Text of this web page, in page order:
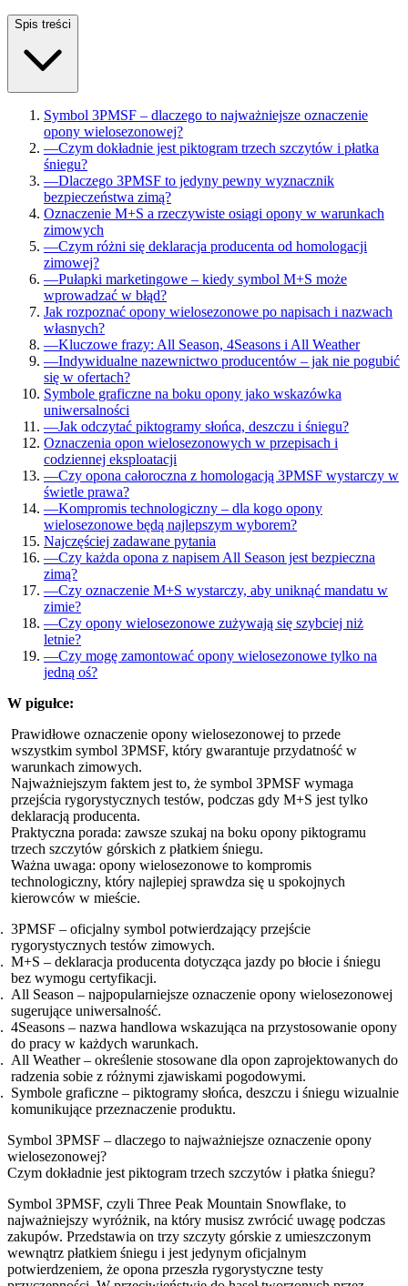
Spis treści
Symbol 3PMSF – dlaczego to najważniejsze oznaczenie
opony wielosezonowej?
—Czym dokładnie jest piktogram trzech szczytów i płatka
śniegu?
—Dlaczego 3PMSF to jedyny pewny wyznacznik
bezpieczeństwa zimą?
Oznaczenie M+S a rzeczywiste osiągi opony w warunkach
zimowych
—Czym różni się deklaracja producenta od homologacji
zimowej?
—Pułapki marketingowe – kiedy symbol M+S może
wprowadzać w błąd?
Jak rozpoznać opony wielosezonowe po napisach i nazwach
własnych?
—Kluczowe frazy: All Season, 4Seasons i All Weather
—Indywidualne nazewnictwo producentów – jak nie pogubić
się w ofertach?
Symbole graficzne na boku opony jako wskazówka
uniwersalności
—Jak odczytać piktogramy słońca, deszczu i śniegu?
Oznaczenia opon wielosezonowych w przepisach i
codziennej eksploatacji
—Czy opona całoroczna z homologacją 3PMSF wystarczy w
świetle prawa?
—Kompromis technologiczny – dla kogo opony
wielosezonowe będą najlepszym wyborem?
Najczęściej zadawane pytania
—Czy każda opona z napisem All Season jest bezpieczna
zimą?
—Czy oznaczenie M+S wystarczy, aby uniknąć mandatu w
zimie?
—Czy opony wielosezonowe zużywają się szybciej niż
letnie?
—Czy mogę zamontować opony wielosezonowe tylko na
jedną oś?
W pigułce:
Prawidłowe oznaczenie opony wielosezonowej to przede
wszystkim symbol 3PMSF, który gwarantuje przydatność w
warunkach zimowych.
Najważniejszym faktem jest to, że symbol 3PMSF wymaga
przejścia rygorystycznych testów, podczas gdy M+S jest tylko
deklaracją producenta.
Praktyczna porada: zawsze szukaj na boku opony piktogramu
trzech szczytów górskich z płatkiem śniegu.
Ważna uwaga: opony wielosezonowe to kompromis
technologiczny, który najlepiej sprawdza się u spokojnych
kierowców w mieście.
3PMSF – oficjalny symbol potwierdzający przejście
rygorystycznych testów zimowych.
M+S – deklaracja producenta dotycząca jazdy po błocie i śniegu
bez wymogu certyfikacji.
All Season – najpopularniejsze oznaczenie opony wielosezonowej
sugerujące uniwersalność.
4Seasons – nazwa handlowa wskazująca na przystosowanie opony
do pracy w każdych warunkach.
All Weather – określenie stosowane dla opon zaprojektowanych do
radzenia sobie z różnymi zjawiskami pogodowymi.
Symbole graficzne – piktogramy słońca, deszczu i śniegu wizualnie
komunikujące przeznaczenie produktu.
Symbol 3PMSF – dlaczego to najważniejsze oznaczenie opony
wielosezonowej?
Czym dokładnie jest piktogram trzech szczytów i płatka śniegu?
Symbol 3PMSF, czyli Three Peak Mountain Snowflake, to
najważniejszy wyróżnik, na który musisz zwrócić uwagę podczas
zakupów. Przedstawia on trzy szczyty górskie z umieszczonym
wewnątrz płatkiem śniegu i jest jedynym oficjalnym
potwierdzeniem, że opona przeszła rygorystyczne testy